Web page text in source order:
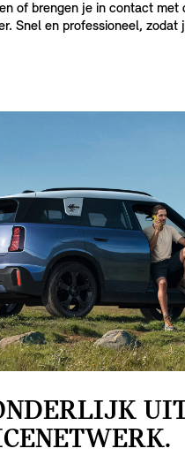
of brengen je in contact met
Snel en professioneel,